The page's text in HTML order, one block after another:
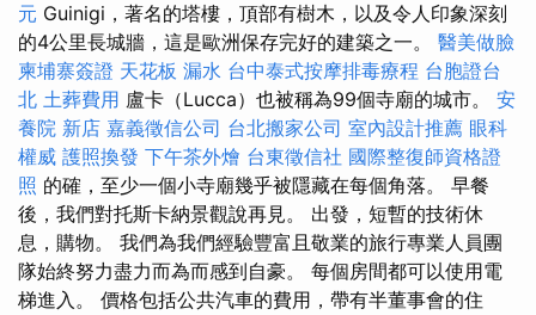
元 Guinigi，著名的塔樓，頂部有樹木，以及令人印象深刻
的4公里長城牆，這是歐洲保存完好的建築之一。 醫美做臉
柬埔寨簽證 天花板 漏水 台中泰式按摩排毒療程 台胞證台
北 土葬費用 盧卡（Lucca）也被稱為99個寺廟的城市。 安
養院 新店 嘉義徵信公司 台北搬家公司 室內設計推薦 眼科
權威 護照換發 下午茶外燴 台東徵信社 國際整復師資格證
照 的確，至少一個小寺廟幾乎被隱藏在每個角落。 早餐
後，我們對托斯卡納景觀說再見。 出發，短暫的技術休
息，購物。 我們為我們經驗豐富且敬業的旅行專業人員團
隊始終努力盡力而為而感到自豪。 每個房間都可以使用電
梯進入。 價格包括公共汽車的費用，帶有半董事會的住